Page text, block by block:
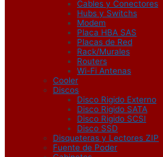
Cables y Conectores
Hubs y Switchs
Modem
Placa HBA SAS
Placas de Red
Rack/Murales
Routers
Wi-Fi Antenas
Cooler
Discos
Disco Rigido Externo
Disco Rigido SATA
Disco Rigido SCSI
Disco SSD
Disqueteras y Lectores ZIP
Fuente de Poder